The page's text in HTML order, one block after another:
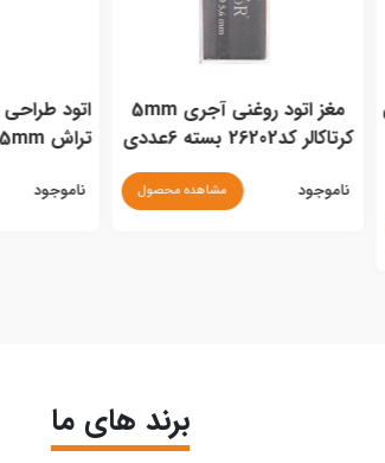
مغز اتود روغنی آجری 5mm
مشاهده محصول
اتود طراحی پلاستیکی با گیره و
تراش 2.5mm کوه نور کد5905
ناموجود مشاهده محصول
برند های ما